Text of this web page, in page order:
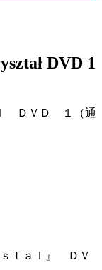
DVD 1
ｌ ＤＶＤ １（通
ｓｔａｌ』 ＤＶ